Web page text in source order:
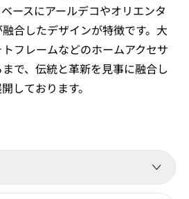
ースにアールデコやオリエンタ
合したデザインが特徴です。大
フレームなどのホームアクセサ
で、伝統と革新を見事に融合し
しております。